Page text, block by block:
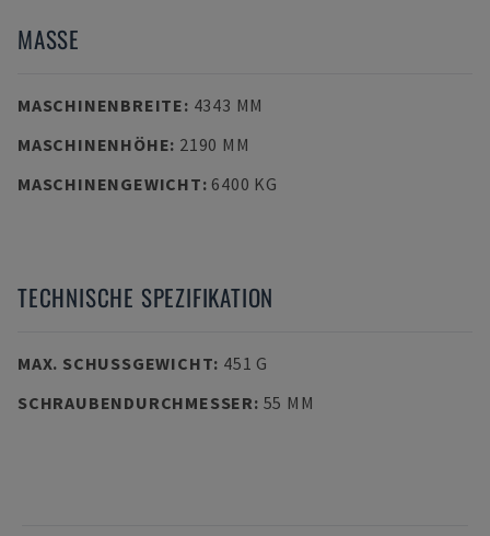
MASSE
MASCHINENBREITE: 4343 MM
MASCHINENHÖHE: 2190 MM
MASCHINENGEWICHT: 6400 KG
TECHNISCHE SPEZIFIKATION
MAX. SCHUSSGEWICHT: 451 G
SCHRAUBENDURCHMESSER: 55 MM